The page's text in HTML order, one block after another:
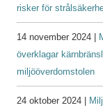
risker för
14 november 2024 |
överklagar
miljööverdomstolen
24 oktober 2024 |